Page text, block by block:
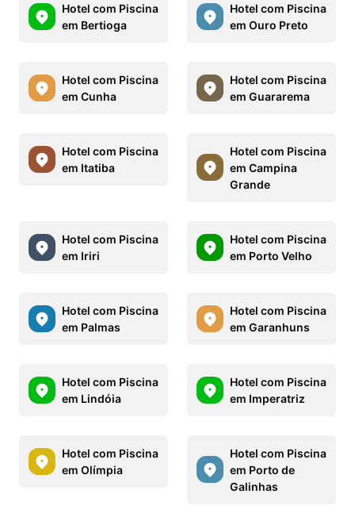
Hotel com Piscina
em Bertioga
Hotel com Piscina
em Ouro Preto
Hotel com Piscina
em Cunha
Hotel com Piscina
em Guararema
Hotel com Piscina
em Itatiba
Hotel com Piscina
em Campina
Grande
Hotel com Piscina
em Iriri
Hotel com Piscina
em Porto Velho
Hotel com Piscina
em Palmas
Hotel com Piscina
em Garanhuns
Hotel com Piscina
em Lindóia
Hotel com Piscina
em Imperatriz
Hotel com Piscina
em Olímpia
Hotel com Piscina
em Porto de
Galinhas